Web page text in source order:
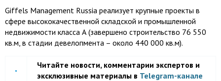
Giffels Management Russia реализует крупные проекты в
сфере высококачественной складской и промышленной
недвижимости класса А (завершено строительство 76 550
кв.м, в стадии девелопмента – около 440 000 кв.м).
Читайте новости, комментарии экспертов и
эксклюзивные материалы в Telegram-канале